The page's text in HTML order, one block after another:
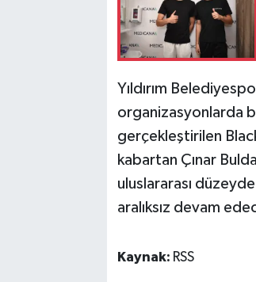
Yıldırım
organizasyonlarda
gerçekleştirilen
kabartan Çınar
uluslararası
aralıksız devam
Kaynak: RSS